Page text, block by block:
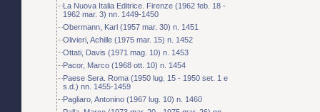
La Nuova Italia Editrice. Firenze (1962 feb. 18 -
1962 mar. 3) nn. 1449-1450
Obermann, Karl (1957 mar. 30) n. 1451
Olivieri, Achille (1975 mar. 15) n. 1452
Ottati, Davis (1971 mag. 10) n. 1453
Pacor, Marco (1968 ott. 10) n. 1454
Paese Sera. Roma (1950 lug. 15 - 1950 set. 1 e
s.d.) nn. 1455-1459
Pagliaro, Antonino (1967 lug. 10) n. 1460